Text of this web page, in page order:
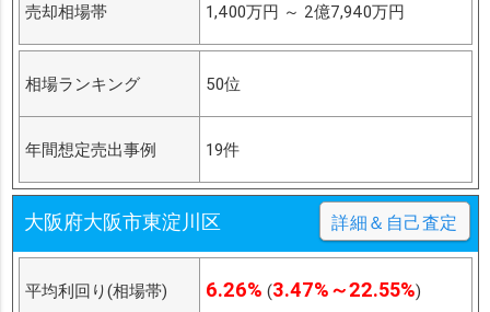
売却相場帯 1,400万円 ～ 2億7,940万円
相場ランキング 50位
年間想定売出事例 19件
大阪府大阪市東淀川区 詳細＆自己査定
平均利回り(相場帯) 6.26% (3.47%～22.55%)